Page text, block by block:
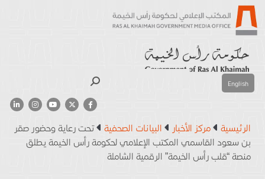
English
الرئيسية مركز الأخبار البيانات الصحفية
تحت رعاية وحضور صقر
بن سعود القاسمي المكتب الإعلامي لحكومة رأس الخيمة يطلق
منصة “قلب رأس الخيمة” الرقمية الشاملة